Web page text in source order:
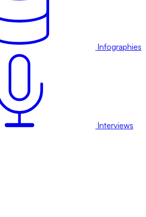
Infographies
Interviews